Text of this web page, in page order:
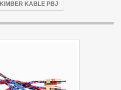
KIMBER KABLE PBJ